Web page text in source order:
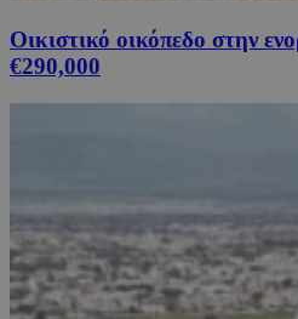
Οικιστικό οικόπεδο στην
€290,000